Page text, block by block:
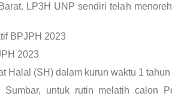
LP3H UNP sendiri telah
BPJPH 2023
2023
Halal (SH) dalam kurun waktu 1 tahun
untuk rutin melatih calon